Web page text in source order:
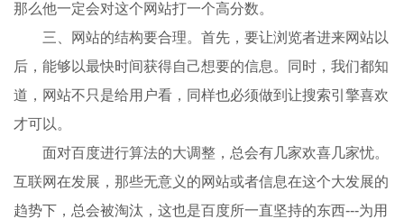
那么他一定会对这个网站打一个高分数。
三、网站的结构要合理。首先，要让浏览者进来网站以
后，能够以最快时间获得自己想要的信息。同时，我们都知
道，网站不只是给用户看，同样也必须做到让搜索引擎喜欢
才可以。
面对百度进行算法的大调整，总会有几家欢喜几家忧。
互联网在发展，那些无意义的网站或者信息在这个大发展的
趋势下，总会被淘汰，这也是百度所一直坚持的东西---为用